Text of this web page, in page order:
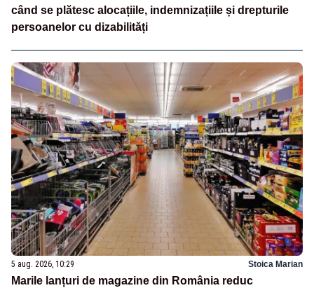
când se plătesc alocațiile, indemnizațiile și drepturile
persoanelor cu dizabilități
5 aug. 2026, 10:29 Stoica Marian
Marile lanțuri de magazine din România reduc